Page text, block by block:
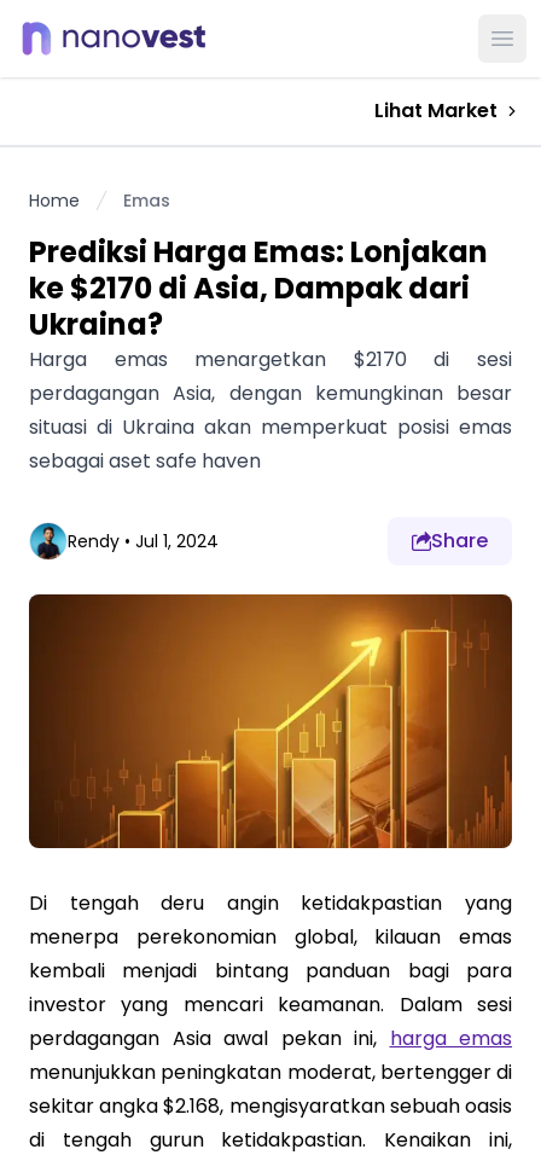
Lihat Market
Home Emas
Prediksi Harga Emas: Lonjakan
ke $2170 di Asia, Dampak dari
Ukraina?
Harga emas menargetkan $2170 di sesi
perdagangan Asia, dengan kemungkinan besar
situasi di Ukraina akan memperkuat posisi emas
sebagai aset safe haven
Rendy • Jul 1, 2024 Share
Di tengah deru angin ketidakpastian yang
menerpa perekonomian global, kilauan emas
kembali menjadi bintang panduan bagi para
investor yang mencari keamanan. Dalam sesi
perdagangan Asia awal pekan ini, harga emas
menunjukkan peningkatan moderat, bertengger di
sekitar angka $2.168, mengisyaratkan sebuah oasis
di tengah gurun ketidakpastian. Kenaikan ini,